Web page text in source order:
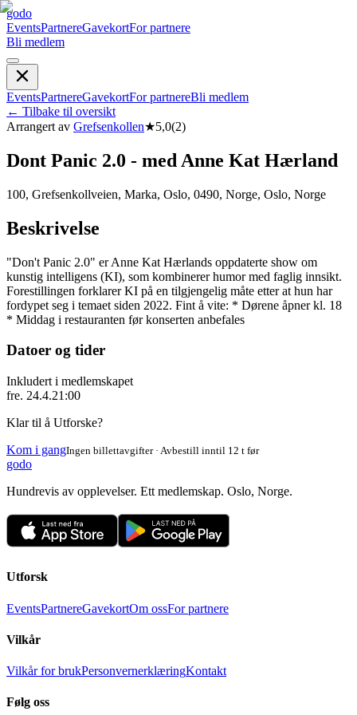
godo
EventsPartnereGavekortFor partnere
Bli medlem
EventsPartnereGavekortFor partnereBli medlem
← Tilbake til oversikt
Arrangert av Grefsenkollen★5,0(2)
Dont Panic 2.0 - med Anne Kat Hærland
100, Grefsenkollveien, Marka, Oslo, 0490, Norge, Oslo, Norge
Beskrivelse
"Don't Panic 2.0" er Anne Kat Hærlands oppdaterte show om
kunstig intelligens (KI), som kombinerer humor med faglig innsikt.
Forestillingen forklarer KI på en tilgjengelig måte etter at hun har
fordypet seg i temaet siden 2022. Fint å vite: * Dørene åpner kl. 18
* Middag i restauranten før konserten anbefales
Datoer og tider
Inkludert i medlemskapet
fre. 24.4.21:00
Klar til å Utforske?
Kom i gangIngen billettavgifter · Avbestill inntil 12 t før
godo
Hundrevis av opplevelser. Ett medlemskap. Oslo, Norge.
Utforsk
EventsPartnereGavekortOm ossFor partnere
Vilkår
Vilkår for brukPersonvernerklæringKontakt
Følg oss